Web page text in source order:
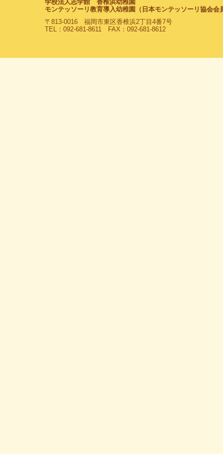
学校法人志学館 香椎浜幼稚園
モンテッソーリ教育導入幼稚園（日本モンテッソーリ協会会
〒813-0016 福岡市東区香椎浜2丁目4番7号
TEL：092-681-8611 FAX：092-681-8612